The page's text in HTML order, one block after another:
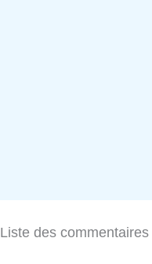
Liste des commentaires